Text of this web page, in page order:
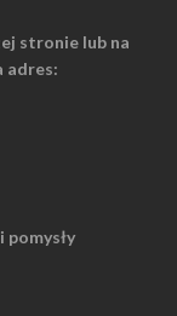
stronie lub na
adres:
pomysły